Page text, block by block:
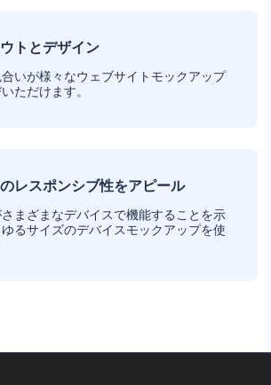
トとデザイン
いが様々なウェブサイトモックアップ
ただけます。
レスポンシブ性をアピール
まざまなデバイスで機能することを示
るサイズのデバイスモックアップを使